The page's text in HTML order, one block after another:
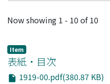
Recent Submissions
Now showing 1 - 10 of 10
Item
表紙・目次
1919-00.pdf(380.87 KB)